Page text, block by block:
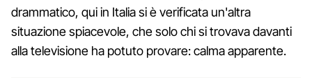
drammatico, qui in Italia si è verificata un'altra
situazione spiacevole, che solo chi si trovava davanti
alla televisione ha potuto provare: calma apparente.